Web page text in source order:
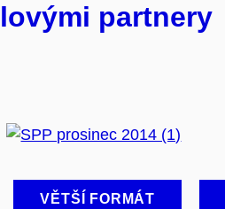
partnery
VĚTŠÍ FORMÁT